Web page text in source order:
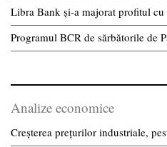
Libra Bank și-a majorat profitul
Programul BCR de sărbătorile de
Analize economice
Creșterea prețurilor industriale,